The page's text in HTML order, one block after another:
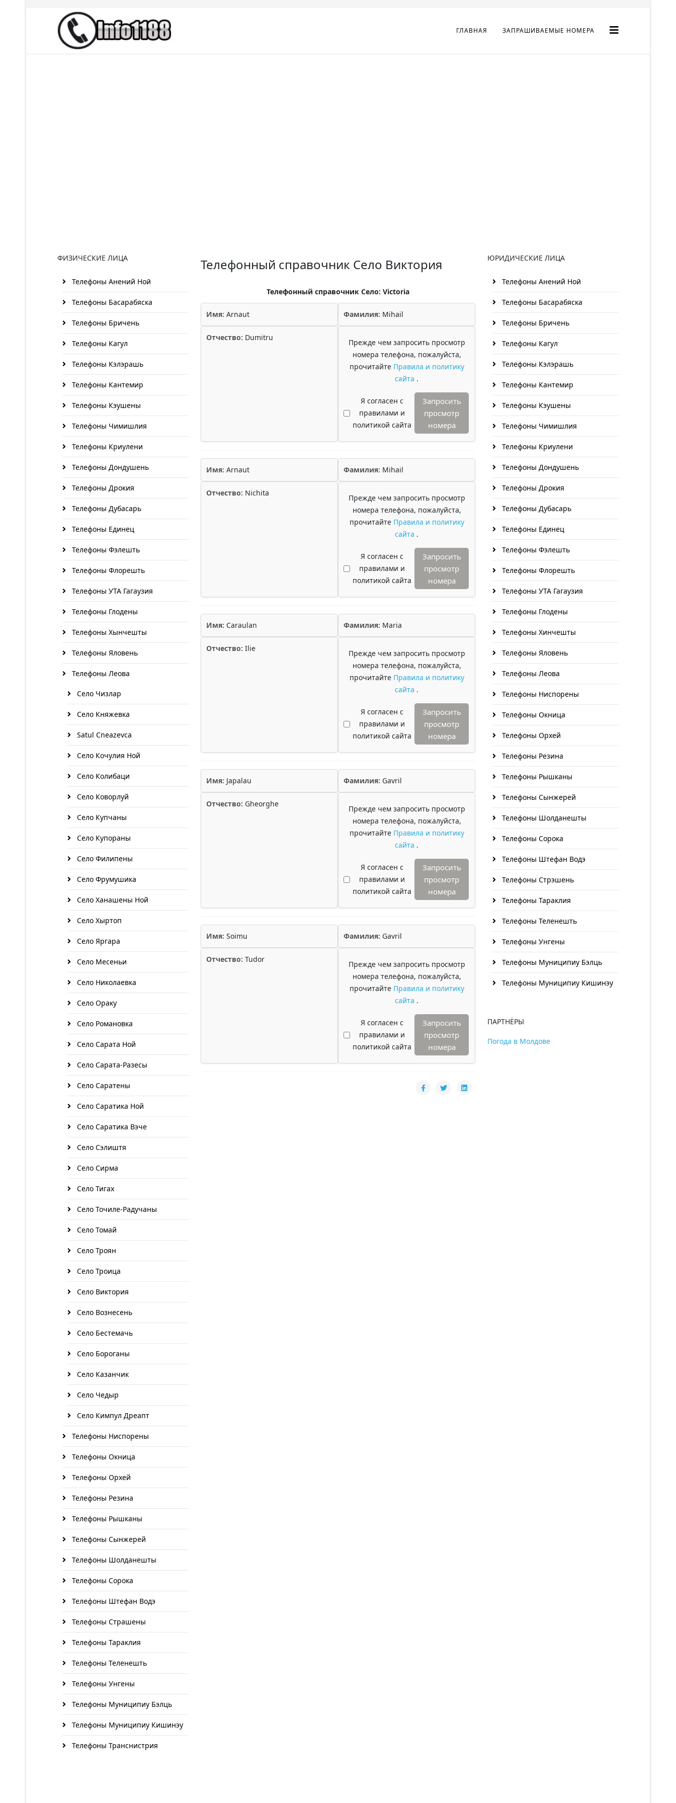
ГЛАВНАЯ ЗАПРАШИВАЕМЫЕ НОМЕРА
ФИЗИЧЕСКИЕ ЛИЦА
Телефоны Анений Ноӣ
Телефоны Басарабяска
Телефоны Бричень
Телефоны Кагул
Телефоны Кэлэрашь
Телефоны Кантемир
Телефоны Кэушены
Телефоны Чимишлия
Телефоны Криулени
Телефоны Дондушень
Телефоны Дрокия
Телефоны Дубасарь
Телефоны Единец
Телефоны Фэлешть
Телефоны Флорешть
Телефоны УТА Гагаузия
Телефоны Глодены
Телефоны Хынчешты
Телефоны Яловень
Телефоны Леова
Село Чизлар
Село Княжевка
Satul Cneazevca
Село Кочулия Ной
Село Колибаци
Село Коворлуй
Село Купчаны
Село Купораны
Село Филипены
Село Фрумушика
Село Ханашены Ной
Село Хыртоп
Село Яргара
Село Месеньи
Село Николаевка
Село Ораку
Село Романовка
Село Сарата Ной
Село Сарата-Разесы
Село Саратены
Село Саратика Ной
Село Саратика Вэче
Село Сэлиштя
Село Сирма
Село Тигах
Село Точиле-Радучаны
Село Томай
Село Троян
Село Троица
Село Виктория
Село Вознесень
Село Бестемачь
Село Бороганы
Село Казанчик
Село Чедыр
Село Кимпул Дреапт
Телефоны Ниспорены
Телефоны Окница
Телефоны Орхей
Телефоны Резина
Телефоны Рышканы
Телефоны Сынжерей
Телефоны Шолданешты
Телефоны Сорока
Телефоны Штефан Водэ
Телефоны Страшены
Телефоны Тараклия
Телефоны Теленешть
Телефоны Унгены
Телефоны Муниципиу Бэлць
Телефоны Муниципиу Кишинэу
Телефоны Транснистрия
Телефонный справочник Село Виктория
Телефонный справочник Село: Victoria
Имя: Arnaut Фамилия: Mihail
Отчество: Dumitru
Прежде чем запросить просмотр
номера телефона, пожалуйста,
прочитайте Правила и политику
сайта .
Я согласен с
правилами и
политикой сайта
Запросить
просмотр
номера
Имя: Arnaut Фамилия: Mihail
Отчество: Nichita
Прежде чем запросить просмотр
номера телефона, пожалуйста,
прочитайте Правила и политику
сайта .
Я согласен с
правилами и
политикой сайта
Запросить
просмотр
номера
Имя: Caraulan Фамилия: Maria
Отчество: Ilie
Прежде чем запросить просмотр
номера телефона, пожалуйста,
прочитайте Правила и политику
сайта .
Я согласен с
правилами и
политикой сайта
Запросить
просмотр
номера
Имя: Japalau Фамилия: Gavril
Отчество: Gheorghe
Прежде чем запросить просмотр
номера телефона, пожалуйста,
прочитайте Правила и политику
сайта .
Я согласен с
правилами и
политикой сайта
Запросить
просмотр
номера
Имя: Soimu Фамилия: Gavril
Отчество: Tudor
Прежде чем запросить просмотр
номера телефона, пожалуйста,
прочитайте Правила и политику
сайта .
Я согласен с
правилами и
политикой сайта
Запросить
просмотр
номера
ЮРИДИЧЕСКИЕ ЛИЦА
Телефоны Анений Ноӣ
Телефоны Басарабяска
Телефоны Бричень
Телефоны Кагул
Телефоны Кэлэрашь
Телефоны Кантемир
Телефоны Кэушены
Телефоны Чимишлия
Телефоны Криулени
Телефоны Дондушень
Телефоны Дрокия
Телефоны Дубасарь
Телефоны Единец
Телефоны Фэлешть
Телефоны Флорешть
Телефоны УТА Гагаузия
Телефоны Глодены
Телефоны Хинчешты
Телефоны Яловень
Телефоны Леова
Телефоны Ниспорены
Телефоны Окница
Телефоны Орхей
Телефоны Резина
Телефоны Рышканы
Телефоны Сынжерей
Телефоны Шолданешты
Телефоны Сорока
Телефоны Штефан Водэ
Телефоны Стрэшень
Телефоны Тараклия
Телефоны Теленешть
Телефоны Унгены
Телефоны Муниципиу Бэлць
Телефоны Муниципиу Кишинэу
ПАРТНЁРЫ
Погода в Молдове